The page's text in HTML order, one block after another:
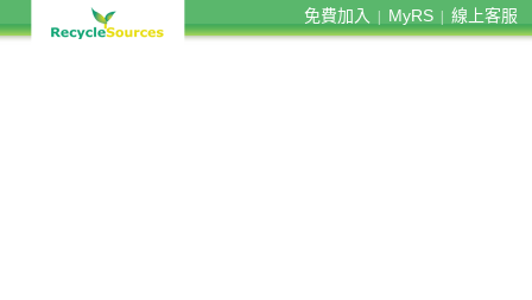
免費加入 MyRS 線上客服